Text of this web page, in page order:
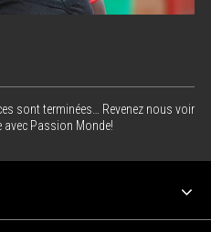
sont terminées… Revenez nous voir
Passion Monde!